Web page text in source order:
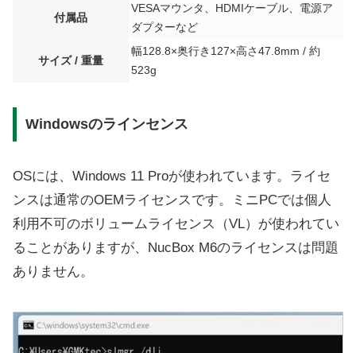
付属品
VESAマウンタ、HDMIケーブル、電源ア
ダプターなど
サイズ / 重量
幅128.8×奥行き127×高さ47.8mm / 約
523g
Windowsのラインセンス
OSには、Windows 11 Proが使われています。ライセ
ンスは通常のOEMライセンスです。ミニPCでは個人
利用不可のボリュームライセンス（VL）が使われてい
ることがありますが、NucBox M6のライセンスは問題
ありません。